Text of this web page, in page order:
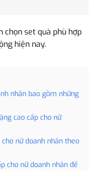
chọn set quà phù hợp
hiện nay.
nhân bao gồm những
cao cấp cho nữ
nữ doanh nhân theo
cho nữ doanh nhân để